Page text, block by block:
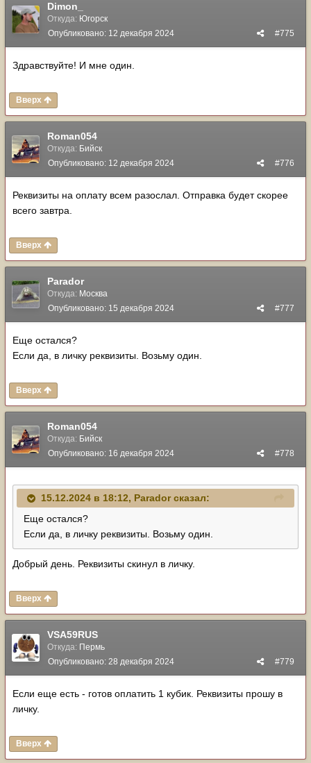
Dimon_
Откуда: Югорск
#775
Опубликовано: 12 декабря 2024
Здравствуйте! И мне один.
Вверх
Roman054
Откуда: Бийск
#776
Опубликовано: 12 декабря 2024
Реквизиты на оплату всем разослал. Отправка будет скорее
всего завтра.
Вверх
Parador
Откуда: Москва
#777
Опубликовано: 15 декабря 2024
Еще остался?
Если да, в личку реквизиты. Возьму один.
Вверх
Roman054
Откуда: Бийск
#778
Опубликовано: 16 декабря 2024
15.12.2024 в 18:12, Paradorсказал:
Еще остался?
Если да, в личку реквизиты. Возьму один.
Добрый день. Реквизиты скинул в личку.
Вверх
VSA59RUS
Откуда: Пермь
#779
Опубликовано: 28 декабря 2024
Если еще есть - готов оплатить 1 кубик. Реквизиты прошу в
личку.
Вверх